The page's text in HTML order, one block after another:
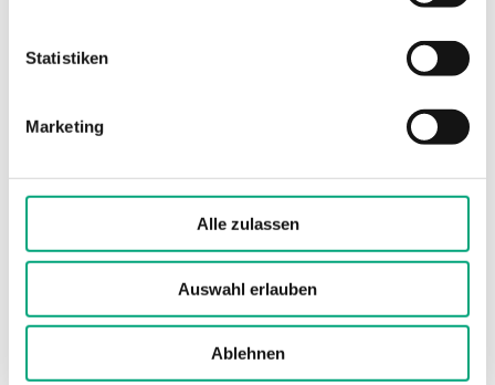
Statistiken
Marketing
Alle zulassen
Auswahl erlauben
Ablehnen
Schutzart
(B x H x T)
mm
Gewicht, inkl. Verpackung 0.9 kg
Kabelverschraubung M16x1,5